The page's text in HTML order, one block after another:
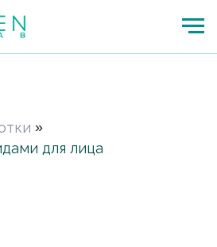
»
для лица